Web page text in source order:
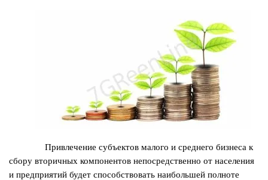
Привлечение субъектов малого и среднего бизнеса к
сбору вторичных компонентов непосредственно от населения
и предприятий будет способствовать наибольшей полноте